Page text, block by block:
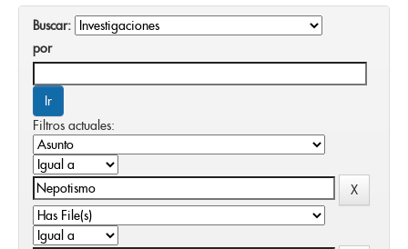
Buscar:
por
Filtros actuales: